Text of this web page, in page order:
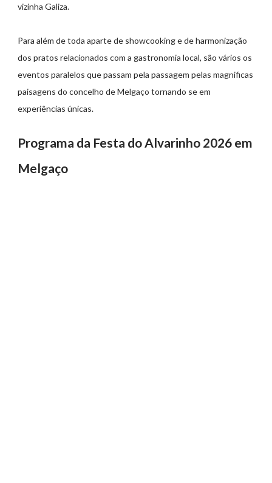
vizinha Galiza.
Para além de toda aparte de showcooking e de harmonização
dos pratos relacionados com a gastronomia local, são vários os
eventos paralelos que passam pela passagem pelas magnificas
paisagens do concelho de Melgaço tornando se em
experiências únicas.
Programa da Festa do Alvarinho 2026 em
Melgaço